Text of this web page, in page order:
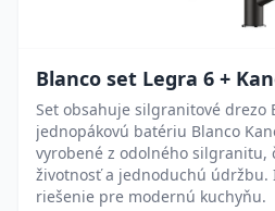
Blanco set Legra 6 +
Set obsahuje silgranitové drezo
jednopákovú batériu Blanco
vyrobené z odolného silgranitu,
životnosť a jednoduchú údržbu.
riešenie pre modernú kuchyňu.